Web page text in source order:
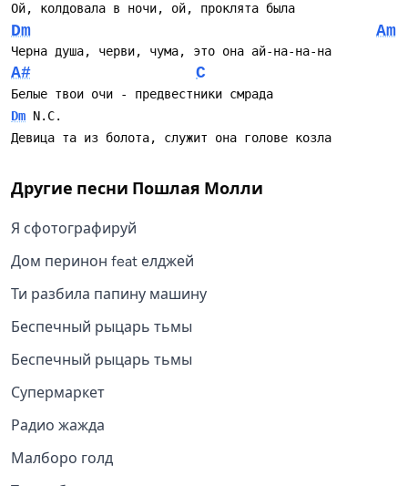
Ой, колдовала в ночи, ой, проклята была
Dm Am
Черна душа, черви, чума, это она ай-на-на-на
A# C
Белые твои очи - предвестники смрада
Dm N.C.
Девица та из болота, служит она голове козла
Другие песни Пошлая Молли
Я сфотографируй
Дом перинон feat елджей
Ти разбила папину машину
Беспечный рыцарь тьмы
Беспечный рыцарь тьмы
Супермаркет
Радио жажда
Малборо голд